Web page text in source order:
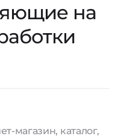
на
магазин, каталог,